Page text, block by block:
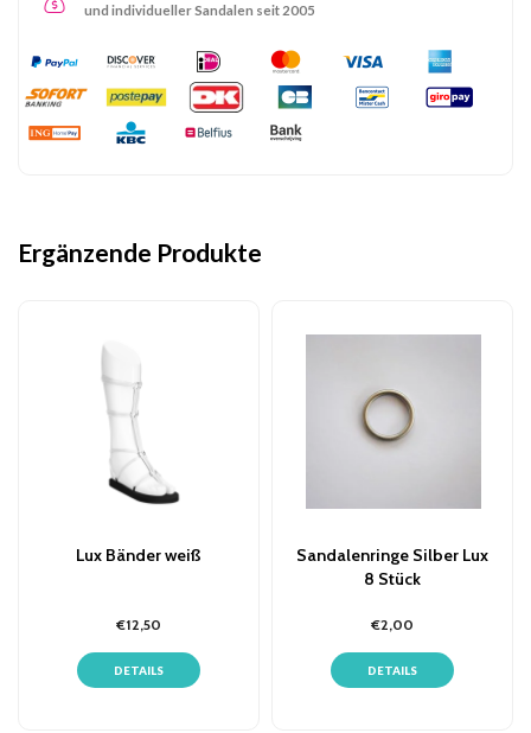
und individueller Sandalen seit 2005
Ergänzende Produkte
Lux Bänder weiß
€12,50
DETAILS
Sandalenringe Silber Lux
8 Stück
€2,00
DETAILS